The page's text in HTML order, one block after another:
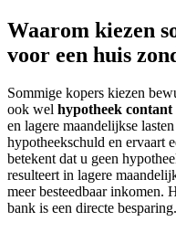
Waarom kiezen
voor een huis
Sommige kopers kiezen
ook wel hypotheek contant
en lagere maandelijkse
hypotheekschuld en ervaart
betekent dat u geen
resulteert in lagere
meer besteedbaar inkomen.
bank is een directe besparing.